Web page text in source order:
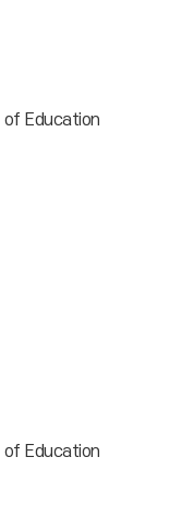
of Education
of Education